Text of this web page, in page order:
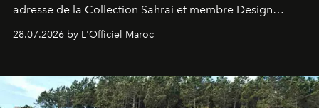
adresse de la Collection Sahrai et membre Design
Pillet promet un lieu de vie complet. On y a déjeuné…
28.07.2026 by L'Officiel Maroc